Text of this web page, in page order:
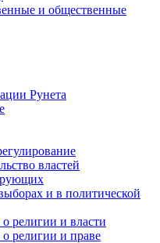
и общественные
Рунета
властей
и в политической
религии и власти
религии и праве